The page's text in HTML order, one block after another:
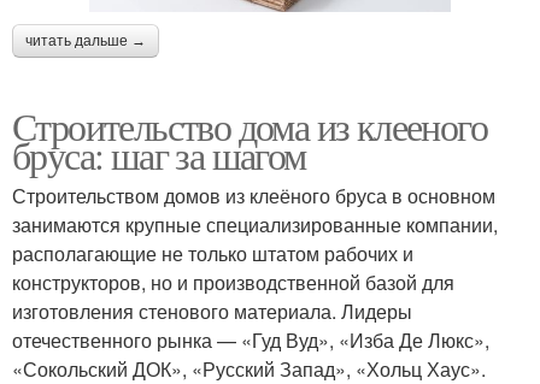
читать дальше →
Строительство дома из клееного
бруса: шаг за шагом
Строительством домов из клеёного бруса в основном
занимаются крупные специализированные компании,
располагающие не только штатом рабочих и
конструкторов, но и производственной базой для
изготовления стенового материала. Лидеры
отечественного рынка — «Гуд Вуд», «Изба Де Люкс»,
«Сокольский ДОК», «Русский Запад», «Хольц Хаус».